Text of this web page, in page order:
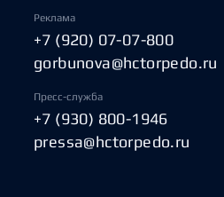
Реклама
+7 (920) 07-07-800
gorbunova@hctorpedo.ru
Пресс-служба
+7 (930) 800-1946
pressa@hctorpedo.ru